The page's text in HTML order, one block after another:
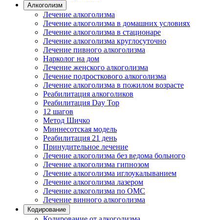
Алкоголизм
Лечение алкоголизма
Лечение алкоголизма в домашних условиях
Лечение алкоголизма в стационаре
Лечение алкоголизма круглосуточно
Лечение пивного алкоголизма
Нарколог на дом
Лечение женского алкоголизма
Лечение подросткового алкоголизма
Лечение алкоголизма в пожилом возрасте
Реабилитация алкоголиков
Реабилитация Day Top
12 шагов
Метод Шичко
Миннесотская модель
Реабилитация 21 день
Принудительное лечение
Лечение алкоголизма без ведома больного
Лечение алкоголизма гипнозом
Лечение алкоголизма иглоукалыванием
Лечение алкоголизма лазером
Лечение алкоголизма по ОМС
Лечение винного алкоголизма
Кодирование